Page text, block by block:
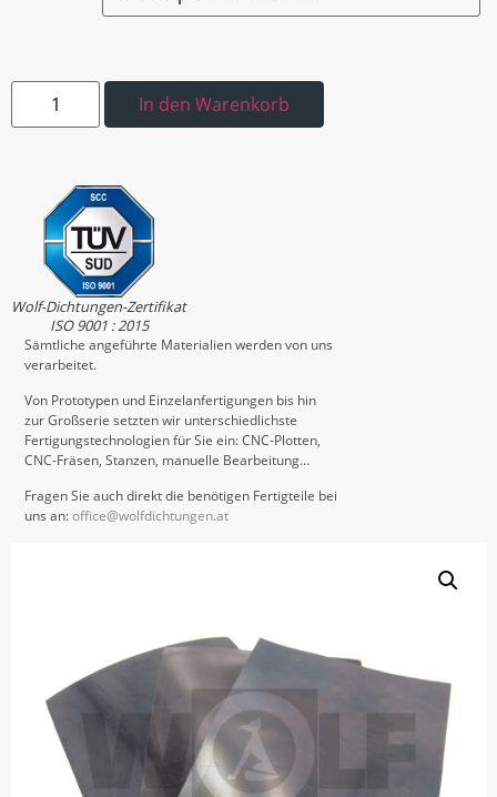
In den Warenkorb
Wolf-Dichtungen-Zertifikat
ISO 9001 : 2015
Sämtliche angeführte Materialien werden von uns
verarbeitet.
Von Prototypen und Einzelanfertigungen bis hin
zur Großserie setzten wir unterschiedlichste
Fertigungstechnologien für Sie ein: CNC-Plotten,
CNC-Fräsen, Stanzen, manuelle Bearbeitung…
Fragen Sie auch direkt die benötigen Fertigteile bei
uns an:office@wolfdichtungen.at